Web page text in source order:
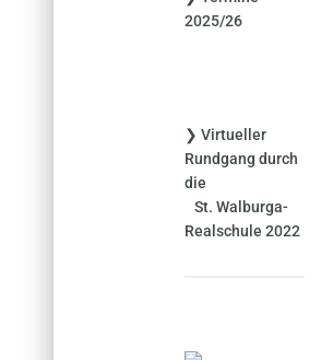
c
2025/26
❯ Virtueller
Rundgang durch
die
St. Walburga-
Realschule 2022